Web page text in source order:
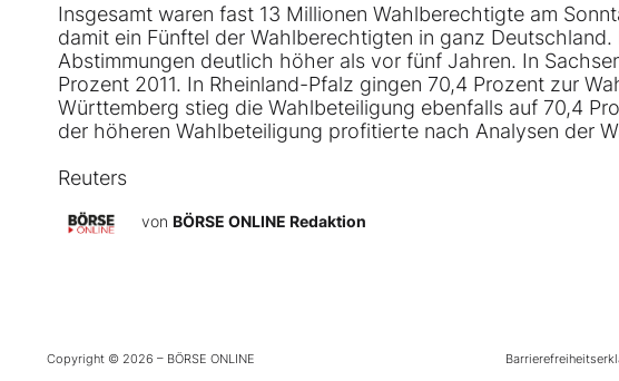
Insgesamt waren fast 13 Millionen Wahlberechtigte am
damit ein Fünftel der Wahlberechtigten in ganz
Abstimmungen deutlich höher als vor fünf Jahren. In
Prozent 2011. In Rheinland-Pfalz gingen 70,4 Prozent zur
Württemberg stieg die Wahlbeteiligung ebenfalls auf 70,4
der höheren Wahlbeteiligung profitierte nach Analysen der
Reuters
von BÖRSE ONLINE Redaktion
Copyright © 2026 – BÖRSE ONLINE